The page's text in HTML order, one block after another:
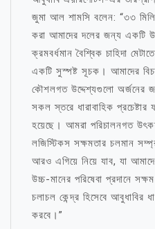
জুমা আল শামসি বলেন: “৩৩
করা আমাদের দলের জন্য একটি
ক্রমবর্ধমান বৈশ্বিক চাহিদা
একটি সুস্পষ্ট সূচক। আমাদের
কৌশলগত উদ্দেশ্যগুলো অর্জনের
সকল স্তরে ধারাবাহিক
হয়েছে। আমরা পরিচালনগত
লজিস্টিকস সক্ষমতার চলমান
আরও এগিয়ে নিয়ে যাব, যা
উচ্চ-মানের পরিষেবা প্রদানে
চলাচল কেন্দ্র হিসেবে আবুধাবির
করবে।”